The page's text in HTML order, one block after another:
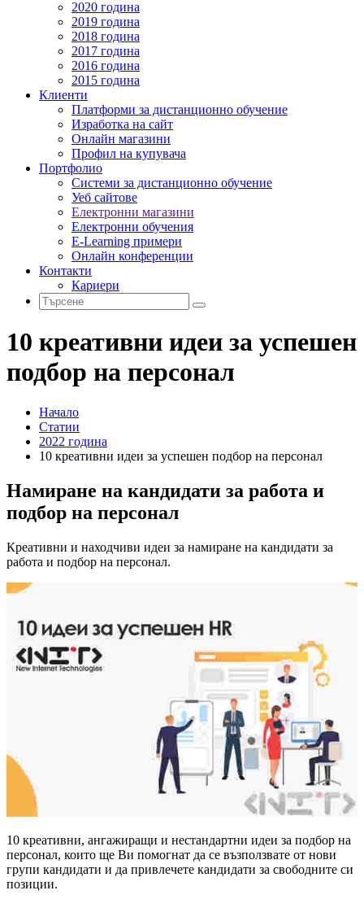
2020 година
2019 година
2018 година
2017 година
2016 година
2015 година
Клиенти
Платформи за дистанционно обучение
Изработка на сайт
Онлайн магазини
Профил на купувача
Портфолио
Системи за дистанционно обучение
Уеб сайтове
Електронни магазини
Електронни обучения
E-Learning примери
Онлайн конференции
Контакти
Кариери
10 креативни идеи за успешен
подбор на персонал
Начало
Статии
2022 година
10 креативни идеи за успешен подбор на персонал
Намиране на кандидати за работа и
подбор на персонал
Креативни и находчиви идеи за намиране на кандидати за
работа и подбор на персонал.
10 креативни, ангажиращи и нестандартни идеи за подбор на
персонал, които ще Ви помогнат да се възползвате от нови
групи кандидати и да привлечете кандидати за свободните си
позиции.